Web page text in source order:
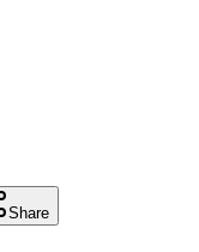
Share